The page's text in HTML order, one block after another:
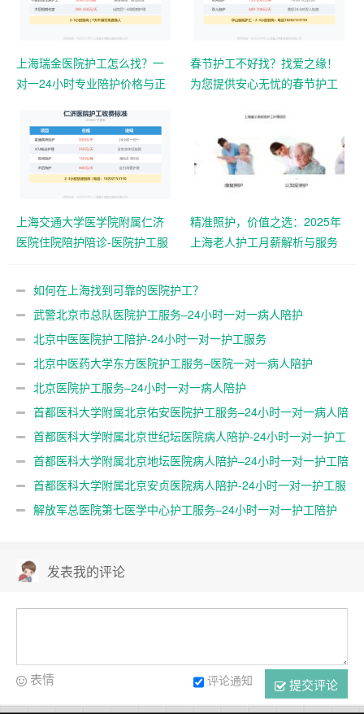
上海瑞金医院护工怎么找？一
对一24小时专业陪护价格与正
春节护工不好找？找爱之缘！
为您提供安心无忧的春节护工
上海交通大学医学院附属仁济
医院住院陪护陪诊-医院护工服
精准照护，价值之选：2025年
上海老人护工月薪解析与服务
如何在上海找到可靠的医院护工？
武警北京市总队医院护工服务–24小时一对一病人陪护
北京中医医院护工陪护-24小时一对一护工服务
北京中医药大学东方医院护工服务–医院一对一病人陪护
北京医院护工服务–24小时一对一病人陪护
首都医科大学附属北京佑安医院护工服务–24小时一对一病人陪
护 首都医科大学附属北京世纪坛医院病人陪护-24小时一对一护工
服务首都医科大学附属北京地坛医院病人陪护–24小时一对一护工陪
护 首都医科大学附属北京安贞医院病人陪护-24小时一对一护工服
务 解放军总医院第七医学中心护工服务–24小时一对一护工陪护
发表我的评论
提交评论
评论通知
表情